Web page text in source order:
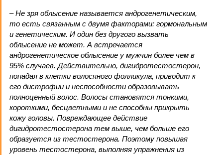
– Не зря облысение называется андрогенетическим,
то есть связанным с двумя факторами: гормональным
и генетическим. И один без другого вызвать
облысение не может. А встречается
андрогенетическое облысение у мужчин более чем в
95% случаев. Действительно, дигидротестостерон,
попадая в клетки волосяного фолликула, приводит к
его дистрофии и неспособности образовывать
полноценный волос. Волосы становятся тонкими,
короткими, бес­цветными и не способны прикрыть
кожу головы. Повреждающее действие
дигидротестостерона тем выше, чем больше его
образуется из тестостерона. Поэтому повышая
уровень тестостерона, выполняя упражнения из